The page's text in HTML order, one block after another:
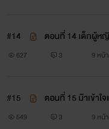
ส่วนชื่อเรื่อง สาว
เป็น 'น้องสาวทำให้ผม
#14 ตอนที่ 14 เด็กผู้ห
627 3 9 หน้า
#15 ตอนที่ 15 ม๊าเข้าใจ
549 3 9 หน้า